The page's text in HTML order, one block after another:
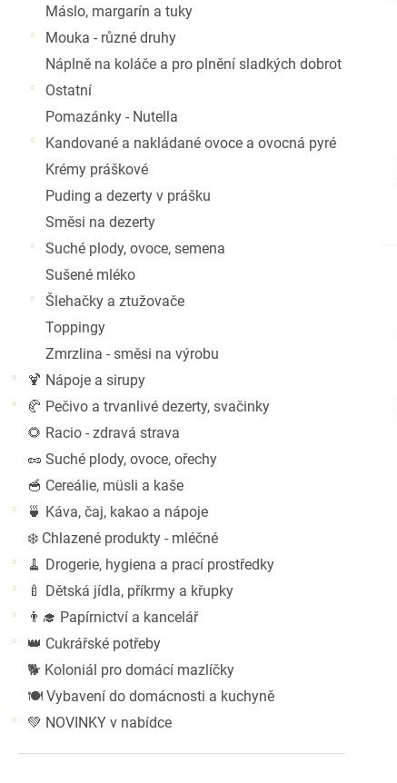
Máslo, margarín a tuky
Mouka - různé druhy
Náplně na koláče a pro plnění sladkých dobrot
Ostatní
Pomazánky - Nutella
Kandované a nakládané ovoce a ovocná pyré
Krémy práškové
Puding a dezerty v prášku
Směsi na dezerty
Suché plody, ovoce, semena
Sušené mléko
Šlehačky a ztužovače
Toppingy
Zmrzlina - směsi na výrobu
🍹 Nápoje a sirupy
🥐 Pečivo a trvanlivé dezerty, svačinky
🌻 Racio - zdravá strava
🥜 Suché plody, ovoce, ořechy
🥣 Cereálie, müsli a kaše
🍵 Káva, čaj, kakao a nápoje
❄️ Chlazené produkty - mléčné
🧹 Drogerie, hygiena a prací prostředky
🍼 Dětská jídla, příkrmy a křupky
👨‍🎓 Papírnictví a kancelář
👑 Cukrářské potřeby
🐕 Koloniál pro domácí mazlíčky
🍽️ Vybavení do domácnosti a kuchyně
💚 NOVINKY v nabídce